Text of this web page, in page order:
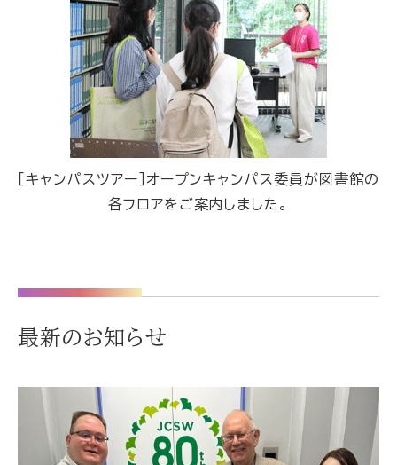
［キャンパスツアー］オープンキャンパス委員が図書館の
各フロアをご案内しました。
最新のお知らせ